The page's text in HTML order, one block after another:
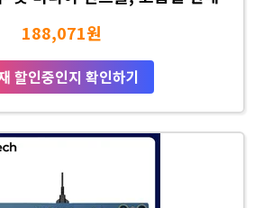
188,071원
할인중인지 확인하기